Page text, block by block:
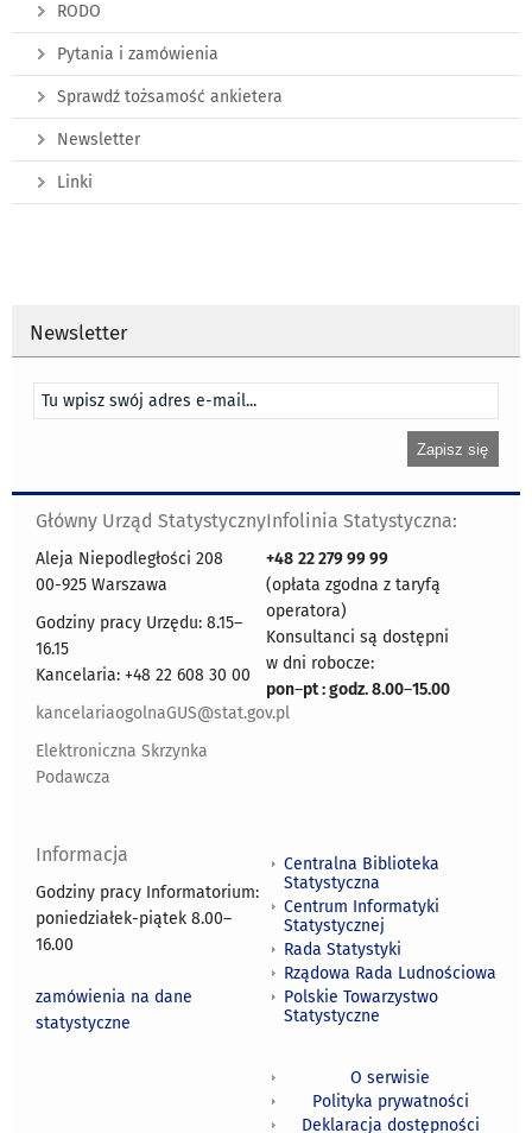
RODO
Pytania i zamówienia
Sprawdź tożsamość ankietera
Newsletter
Linki
Newsletter
Główny Urząd Statystyczny
Aleja Niepodległości 208
00-925 Warszawa
Godziny pracy Urzędu: 8.15–
16.15
Kancelaria: +48 22 608 30 00
kancelariaogolnaGUS@stat.gov.pl
Elektroniczna Skrzynka
Podawcza
Infolinia Statystyczna:
+48 22 279 99 99
(opłata zgodna z taryfą
operatora)
Konsultanci są dostępni
w dni robocze:
pon–pt : godz. 8.00–15.00
Informacja
Godziny pracy Informatorium:
poniedziałek-piątek 8.00–
16.00
zamówienia na dane
statystyczne
Centralna Biblioteka
Statystyczna
Centrum Informatyki
Statystycznej
Rada Statystyki
Rządowa Rada Ludnościowa
Polskie Towarzystwo
Statystyczne
O serwisie
Polityka prywatności
Deklaracja dostępności